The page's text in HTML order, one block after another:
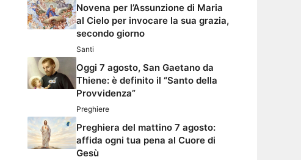
Novena per l’Assunzione di Maria
al Cielo per invocare la sua grazia,
secondo giorno
Santi
Oggi 7 agosto, San Gaetano da
Thiene: è definito il “Santo della
Provvidenza”
Preghiere
Preghiera del mattino 7 agosto:
affida ogni tua pena al Cuore di
Gesù